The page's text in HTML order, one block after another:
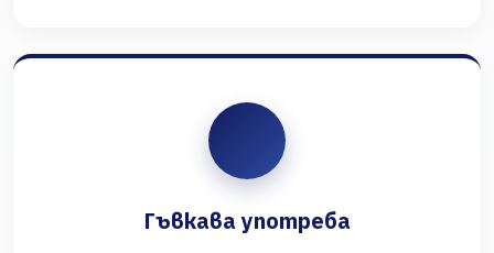
Гъвкава употреба